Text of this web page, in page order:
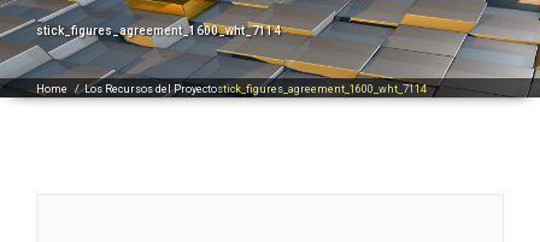
stick_figures_agreement_1600_wht_7114
Home /Los Recursos del Proyectostick_figures_agreement_1600_wht_7114